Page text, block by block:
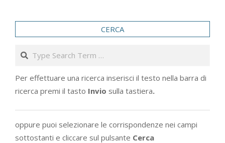
articoli
CERCA
Search
Per effettuare una ricerca inserisci il testo nella barra di
ricerca premi il tasto Invio sulla tastiera.
oppure puoi selezionare le corrispondenze nei campi
sottostanti e cliccare sul pulsante Cerca